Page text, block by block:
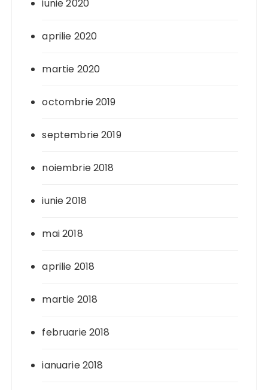
iunie 2020
aprilie 2020
martie 2020
octombrie 2019
septembrie 2019
noiembrie 2018
iunie 2018
mai 2018
aprilie 2018
martie 2018
februarie 2018
ianuarie 2018